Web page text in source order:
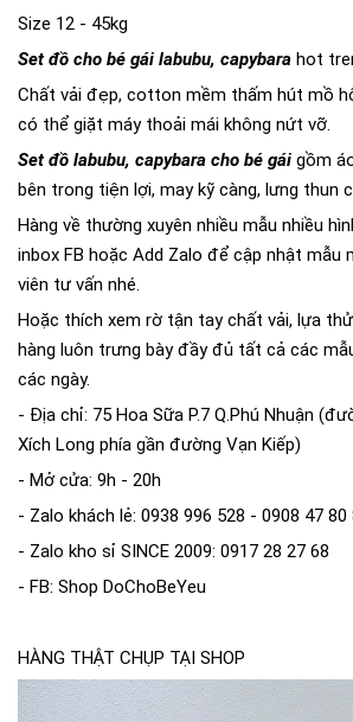
Size 12 - 45kg
Set đồ cho bé gái labubu, capybara hot
Chất vải đẹp, cotton mềm thấm hút mồ
có thể giặt máy thoải mái không nứt vỡ.
Set đồ labubu, capybara cho bé gái gồm
bên trong tiện lợi, may kỹ càng, lưng thun
Hàng về thường xuyên nhiều mẫu nhiều
inbox FB hoặc Add Zalo để cập nhật mẫu
viên tư vấn nhé.
Hoặc thích xem rờ tận tay chất vải, lựa
hàng luôn trưng bày đầy đủ tất cả các
các ngày.
- Địa chỉ: 75 Hoa Sữa P.7 Q.Phú Nhuận
Xích Long phía gần đường Vạn Kiếp)
- Mở cửa: 9h - 20h
- Zalo khách lẻ: 0938 996 528 - 0908 47 80
- Zalo kho sỉ SINCE 2009: 0917 28 27 68
- FB: Shop DoChoBeYeu
HÀNG THẬT CHỤP TẠI SHOP